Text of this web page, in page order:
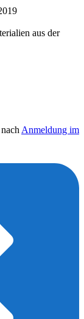
aus der
Anmeldung im